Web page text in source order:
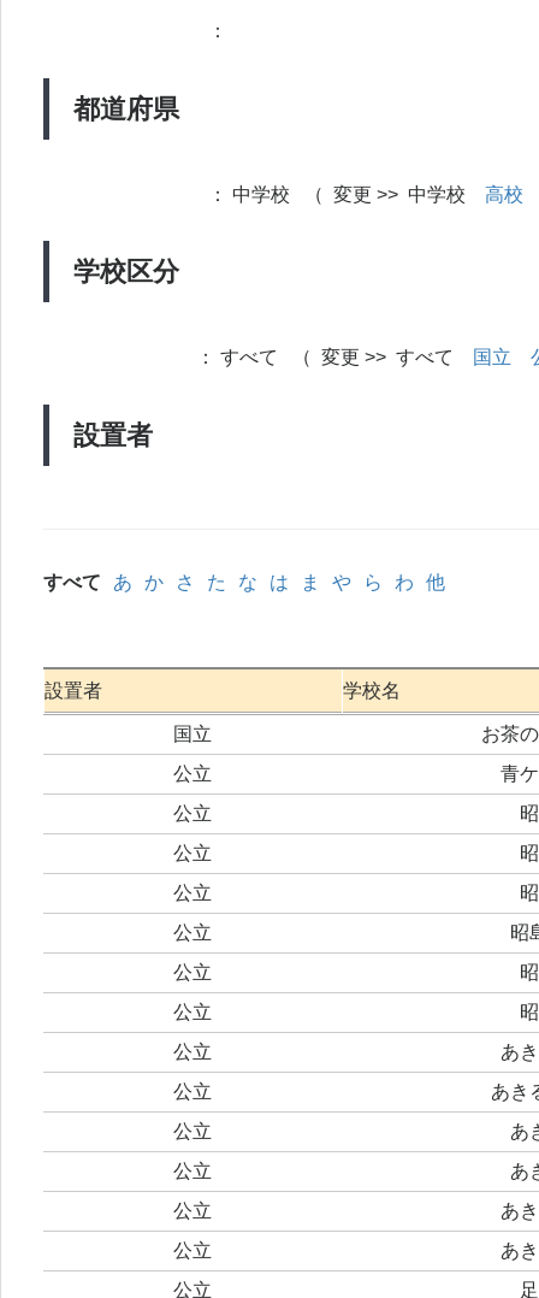
都道府県
：
学校区分
： 中学校 （ 変更 >> 中学校 高校
設置者
： すべて （ 変更 >> すべて 国立
すべて あ か さ た な は ま や ら わ 他
設置者 学校名
国立
お茶
公立
青
公立
公立
公立
公立
昭
公立
公立
公立
あ
公立
あき
公立
あ
公立
あ
公立
あ
公立
あ
公立